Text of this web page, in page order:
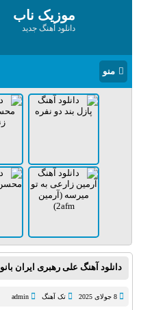
موزیک ناب
دانلود آهنگ جدید
منو
دانلود آهنگ علی رهبری ایران بانو
8 جولای 2025 تک آهنگ admin